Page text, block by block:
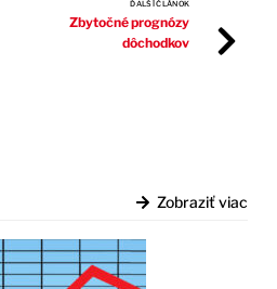
ĎALŠÍ ČLÁNOK
Zbytočné prognózy
dôchodkov
Zobraziť viac